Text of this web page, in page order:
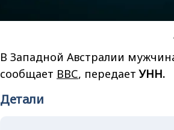
В Западной Австралии
сообщает ВВС, передаетУНН.
Детали